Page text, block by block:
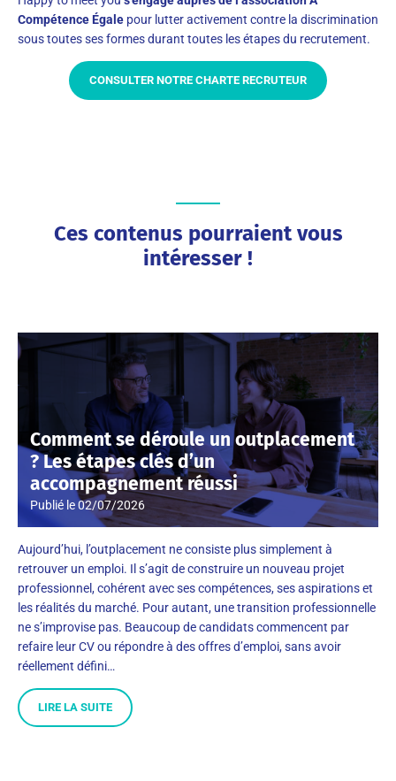
Compétence Égale pour lutter activement contre la discrimination
sous toutes ses formes durant toutes les étapes du recrutement.
CONSULTER NOTRE CHARTE RECRUTEUR
Ces contenus pourraient vous
intéresser !
Comment se déroule un outplacement
? Les étapes clés d’un
accompagnement réussi
Publié le02/07/2026
Aujourd’hui, l’outplacement ne consiste plus simplement à
retrouver un emploi. Il s’agit de construire un nouveau projet
professionnel, cohérent avec ses compétences, ses aspirations et
les réalités du marché. Pour autant, une transition professionnelle
ne s’improvise pas. Beaucoup de candidats commencent par
refaire leur CV ou répondre à des offres d’emploi, sans avoir
réellement défini…
LIRE LA SUITE